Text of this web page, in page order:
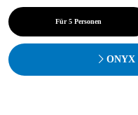
Für 5 Personen
ONYX